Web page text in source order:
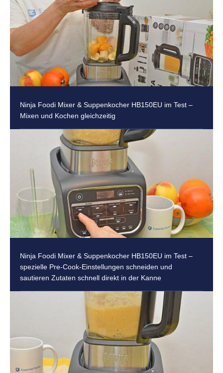
Ninja Foodi Mixer & Suppenkocher HB150EU im Test –
Mixen und Kochen gleichzeitig
Ninja Foodi Mixer & Suppenkocher HB150EU im Test –
spezielle Pre-Cook-Einstellungen schneiden und
sautieren Zutaten schnell direkt in der Kanne